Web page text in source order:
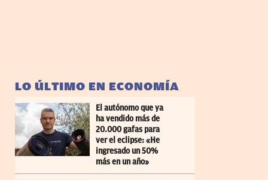
LO ÚLTIMO EN ECONOMÍA
El autónomo que ya
ha vendido más de
20.000 gafas para
ver el eclipse: «He
ingresado un 50%
más en un año»